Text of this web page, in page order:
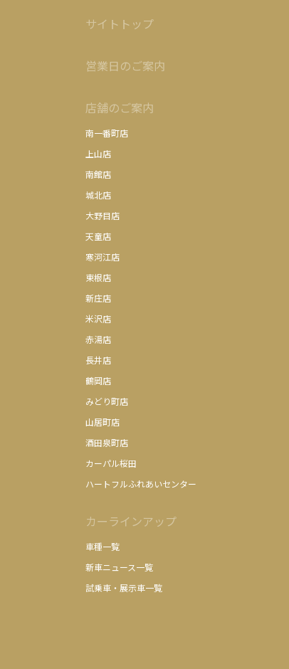
サイトトップ
営業日のご案内
店舗のご案内
南一番町店
上山店
南館店
城北店
大野目店
天童店
寒河江店
東根店
新庄店
米沢店
赤湯店
長井店
鶴岡店
みどり町店
山居町店
酒田泉町店
カーパル桜田
ハートフルふれあいセンター
カーラインアップ
車種一覧
新車ニュース一覧
試乗車・展示車一覧